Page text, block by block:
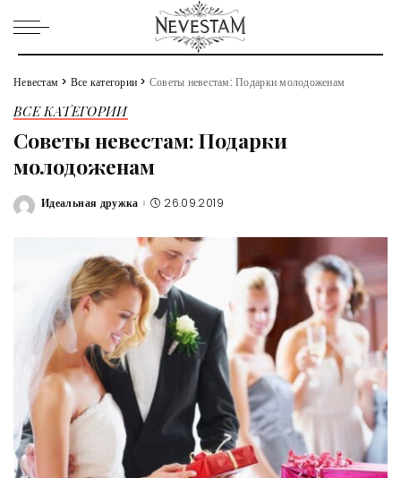
Невестам > Все категории > Советы невестам: Подарки молодоженам
ВСЕ КАТЕГОРИИ
Советы невестам: Подарки
молодоженам
Posted
Идеальная дружка 26.09.2019